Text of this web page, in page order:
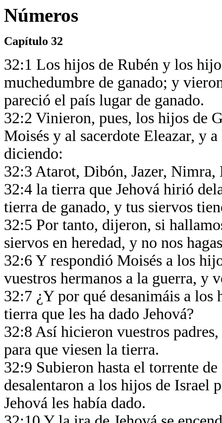
Números
Capítulo 32
32:1 Los hijos de Rubén y los
muchedumbre de ganado; y
pareció el país lugar de ganado.
32:2 Vinieron, pues, los hijos de
Moisés y al sacerdote Eleazar, y
diciendo:
32:3 Atarot, Dibón, Jazer,
32:4 la tierra que Jehová hirió
tierra de ganado, y tus siervos
32:5 Por tanto, dijeron, si
siervos en heredad, y no nos
32:6 Y respondió Moisés a los
vuestros hermanos a la guerra, y
32:7 ¿Y por qué desanimáis a los
tierra que les ha dado Jehová?
32:8 Así hicieron vuestros
para que viesen la tierra.
32:9 Subieron hasta el torrente
desalentaron a los hijos de Israel
Jehová les había dado.